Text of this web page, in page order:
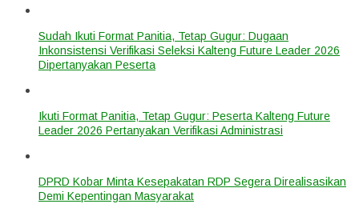
Sudah Ikuti Format Panitia, Tetap Gugur: Dugaan
Inkonsistensi Verifikasi Seleksi Kalteng Future Leader 2026
Dipertanyakan Peserta
Ikuti Format Panitia, Tetap Gugur: Peserta Kalteng Future
Leader 2026 Pertanyakan Verifikasi Administrasi
DPRD Kobar Minta Kesepakatan RDP Segera Direalisasikan
Demi Kepentingan Masyarakat